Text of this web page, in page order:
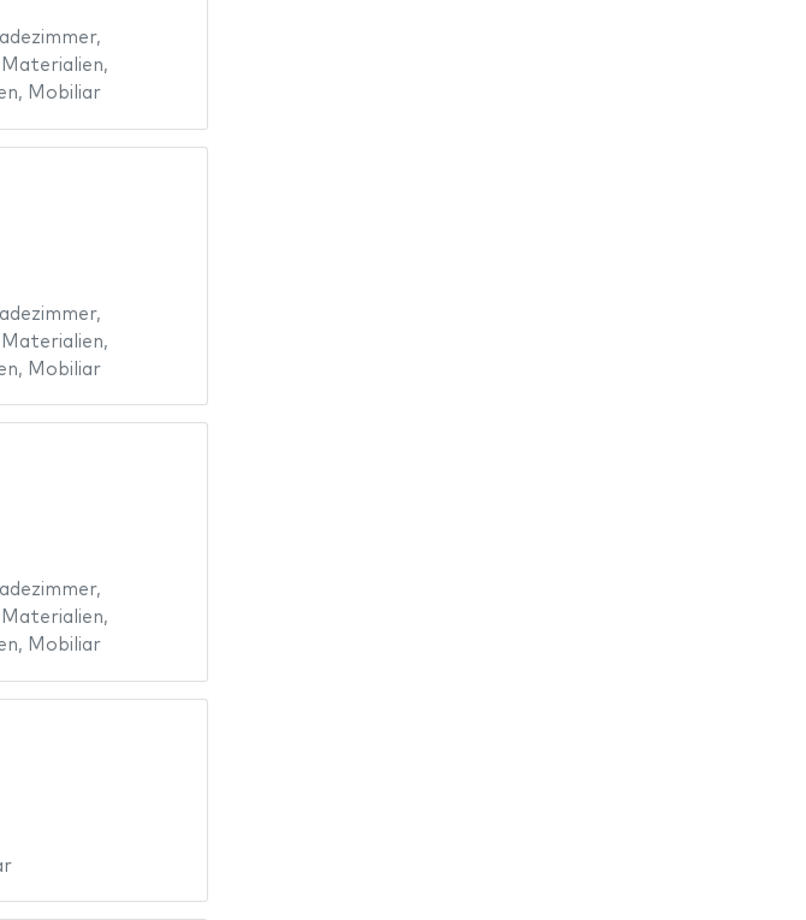
,
Materialien,
, Mobiliar
,
Materialien,
, Mobiliar
,
Materialien,
, Mobiliar